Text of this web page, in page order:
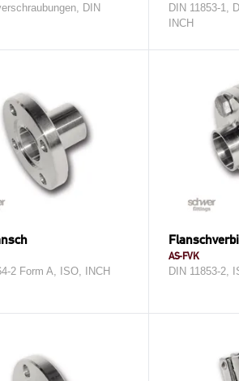
DIN
DIN 11853-1,
INCH
2 Form A, ISO, INCH
AS-FVK
DIN 11853-2,